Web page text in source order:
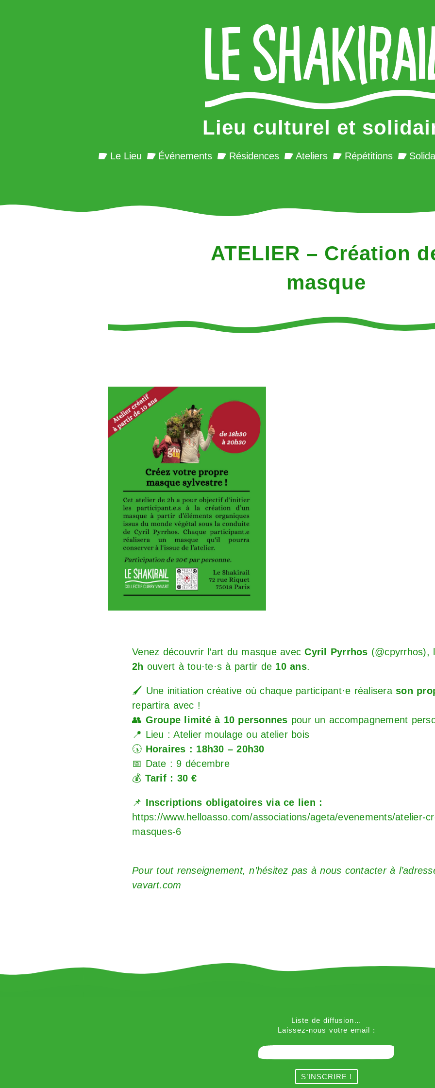
Lieu culturel et
Le Lieu Événements Résidences Ateliers Répétitions
ATELIER – Création
masque
Venez découvrir l’art du masque avecCyril Pyrrhos (@cpyrrhos),
2h ouvert à tou·te·s à partir de 10 ans.
🖌️ Une initiation créative où chaque participant·e réalisera son
repartira avec !
👥 Groupe limité à 10 personnes pour un accompagnement
📍 Lieu : Atelier moulage ou atelier bois
🕠 Horaires : 18h30 – 20h30
📅 Date : 9 décembre
💰 Tarif : 30 €
📌 Inscriptions obligatoires via ce lien :
https://www.helloasso.com/associations/ageta/evenements/atelier-
masques-6
Pour tout renseignement, n’hésitez pas à nous contacter à
vavart.com
Liste de diffusion…
Laissez-nous votre email :